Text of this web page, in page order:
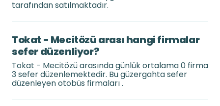
tarafından satılmaktadır.
Tokat - Mecitözü arası hangi firmalar
sefer düzenliyor?
Tokat - Mecitözü arasında günlük ortalama 0 firma
3 sefer düzenlemektedir. Bu güzergahta sefer
düzenleyen otobüs firmaları .